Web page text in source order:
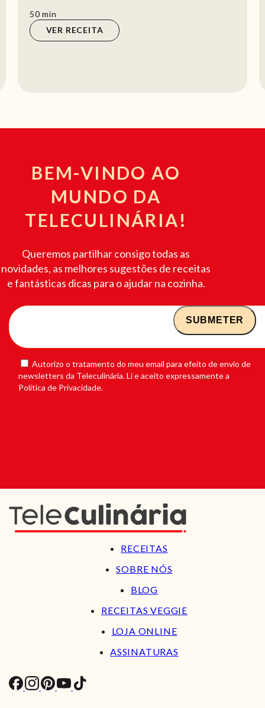
50min
min
VER RECEITA
BEM-VINDO AO
MUNDO DA
TELECULINÁRIA!
Queremos partilhar consigo todas as
novidades, as melhores sugestões de receitas
e fantásticas dicas para o ajudar na cozinha.
Autorizo o tratamento do meu email para efeito de envio de
newsletters da Teleculinária. Li e aceito expressamente a
Política de Privacidade.
RECEITAS
SOBRE NÓS
BLOG
RECEITAS VEGGIE
LOJA ONLINE
ASSINATURAS